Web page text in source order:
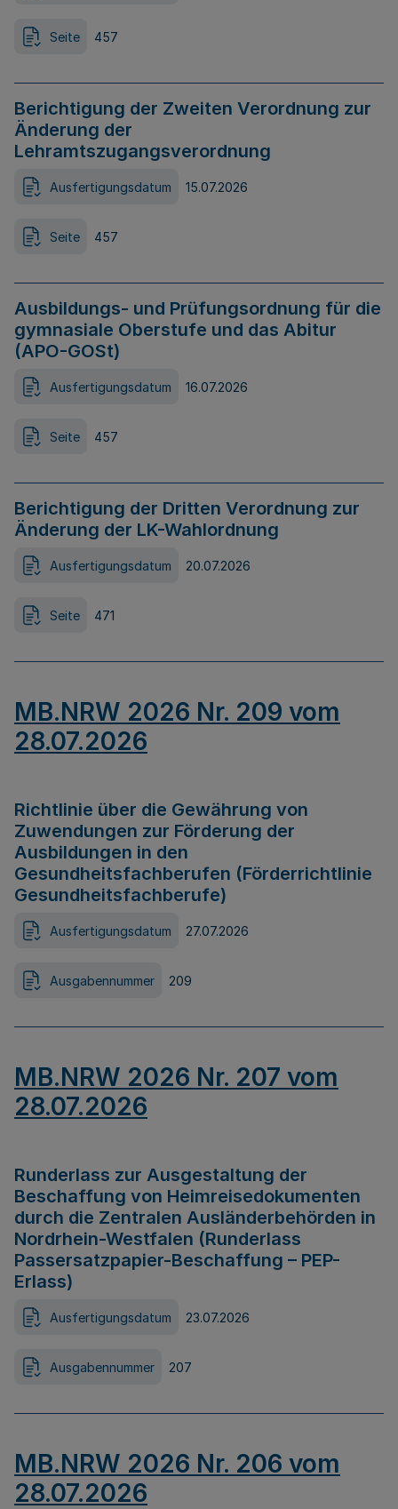
Seite 457
Berichtigung der Zweiten Verordnung zur
Änderung der
Lehramtszugangsverordnung
Ausfertigungsdatum 15.07.2026
Seite 457
Ausbildungs- und Prüfungsordnung für die
gymnasiale Oberstufe und das Abitur
(APO-GOSt)
Ausfertigungsdatum 16.07.2026
Seite 457
Berichtigung der Dritten Verordnung zur
Änderung der LK-Wahlordnung
Ausfertigungsdatum 20.07.2026
Seite 471
MB.NRW 2026 Nr. 209 vom
28.07.2026
Richtlinie über die Gewährung von
Zuwendungen zur Förderung der
Ausbildungen in den
Gesundheitsfachberufen (Förderrichtlinie
Gesundheitsfachberufe)
Ausfertigungsdatum 27.07.2026
Ausgabennummer 209
MB.NRW 2026 Nr. 207 vom
28.07.2026
Runderlass zur Ausgestaltung der
Beschaffung von Heimreisedokumenten
durch die Zentralen Ausländerbehörden in
Nordrhein-Westfalen (Runderlass
Passersatzpapier-Beschaffung – PEP-
Erlass)
Ausfertigungsdatum 23.07.2026
Ausgabennummer 207
MB.NRW 2026 Nr. 206 vom
28.07.2026